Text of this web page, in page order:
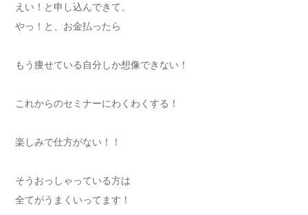
えい！と申し込んできて、
やっ！と、お金払ったら
もう痩せている自分しか想像できない！
これからのセミナーにわくわくする！
楽しみで仕方がない！！
そうおっしゃっている方は
全てがうまくいってます！